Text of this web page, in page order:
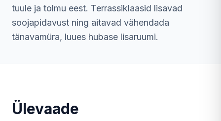
tuule ja tolmu eest. Terrassiklaasid lisavad
soojapidavust ning aitavad vähendada
tänavamüra, luues hubase lisaruumi.
Ülevaade